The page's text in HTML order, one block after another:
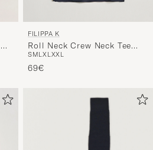
FILIPPA K
Roll Neck Crew Neck Tee
Navy
SMLXLXXL
69€